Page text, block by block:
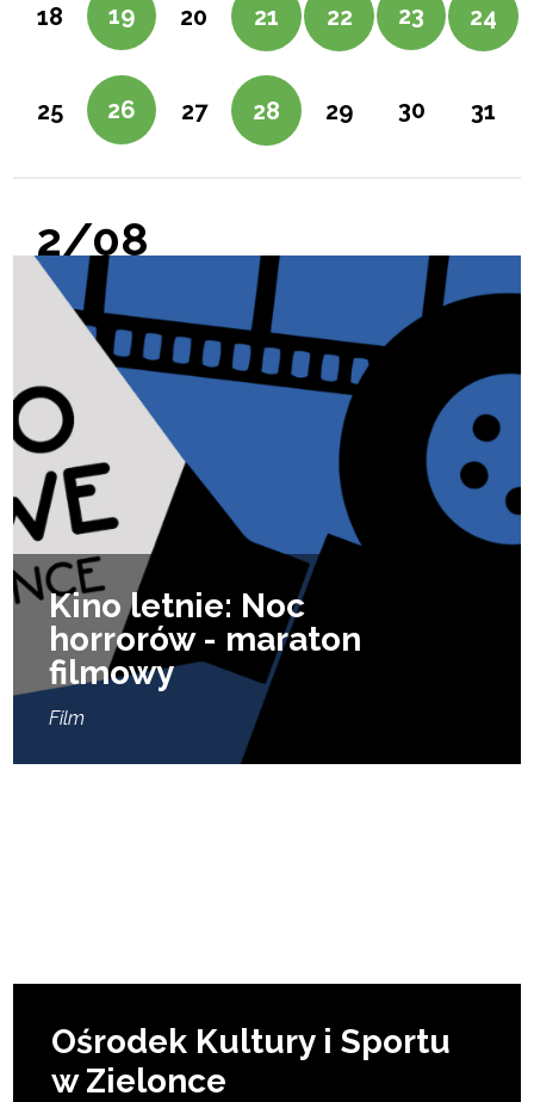
18 19 20 21 22 23 24
25 26 27 28 29 30 31
2/08
Kino letnie: Noc
horrorów - maraton
filmowy
Film
Ośrodek Kultury i Sportu
w Zielonce